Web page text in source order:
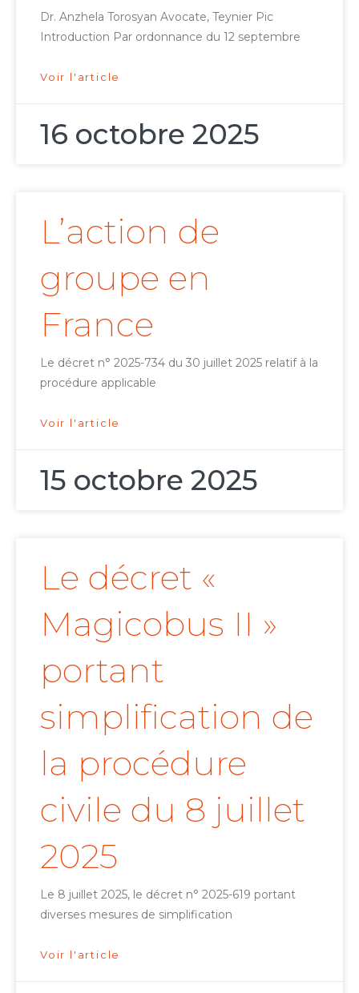
Dr. Anzhela Torosyan Avocate, Teynier Pic
Introduction Par ordonnance du 12 septembre
Voir l'article
16 octobre 2025
L’action de
groupe en
France
Le décret n° 2025-734 du 30 juillet 2025 relatif à la
procédure applicable
Voir l'article
15 octobre 2025
Le décret «
Magicobus II »
portant
simplification de
la procédure
civile du 8 juillet
2025
Le 8 juillet 2025, le décret n° 2025-619 portant
diverses mesures de simplification
Voir l'article